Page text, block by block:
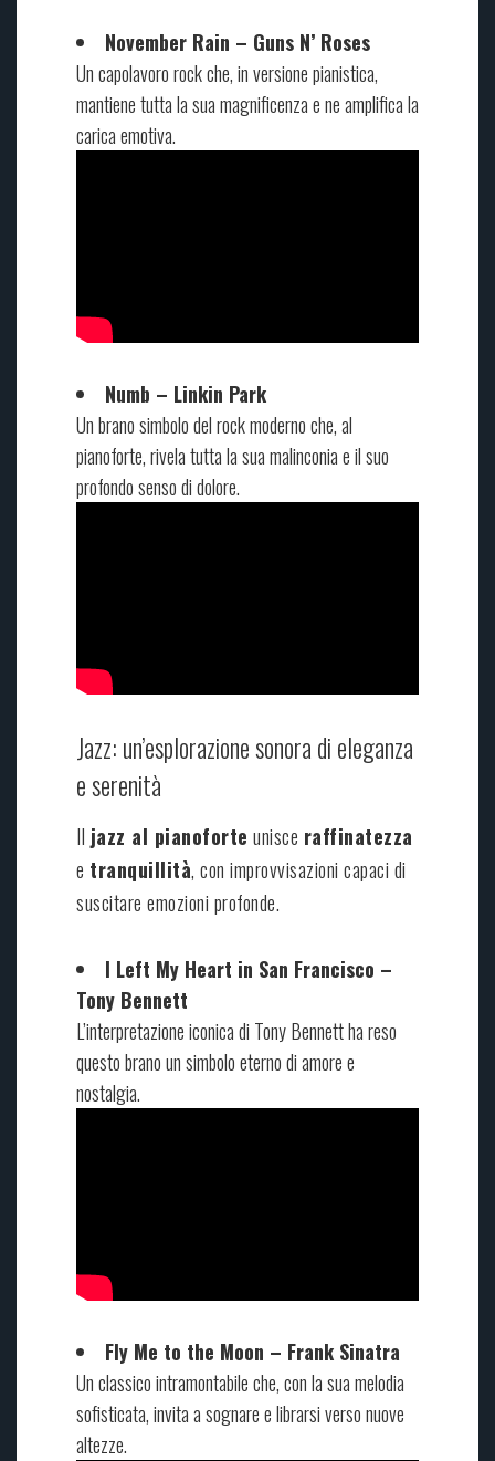
November Rain – Guns N’ Roses
Un capolavoro rock che, in versione pianistica,
mantiene tutta la sua magnificenza e ne amplifica la
carica emotiva.
Numb – Linkin Park
Un brano simbolo del rock moderno che, al
pianoforte, rivela tutta la sua malinconia e il suo
profondo senso di dolore.
Jazz: un’esplorazione sonora di eleganza
e serenità
Il jazz al pianoforte unisce raffinatezza
e tranquillità, con improvvisazioni capaci di
suscitare emozioni profonde.
I Left My Heart in San Francisco –
Tony Bennett
L’interpretazione iconica di Tony Bennett ha reso
questo brano un simbolo eterno di amore e
nostalgia.
Fly Me to the Moon – Frank Sinatra
Un classico intramontabile che, con la sua melodia
sofisticata, invita a sognare e librarsi verso nuove
altezze.